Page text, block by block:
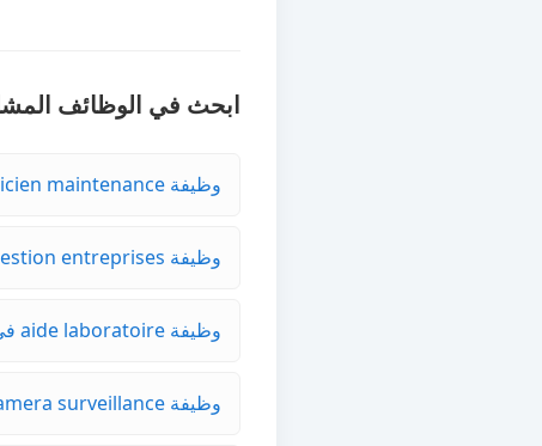
ابحث في الوظائف
وظيفة technicien maintenance في CASA-AIN CHOCK
وظيفة ts gestion entreprises في EL JADIDA
وظيفة aide laboratoire في LAAYOUNE
وظيفة technicien camera surveillance في TANGER-ASSILAH